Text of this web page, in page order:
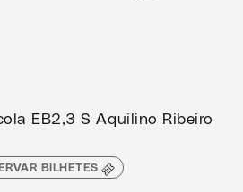
EB2,3 S Aquilino Ribeiro
BILHETES